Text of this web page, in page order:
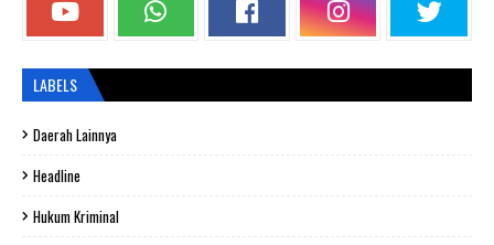
LABELS
Daerah Lainnya
Headline
Hukum Kriminal